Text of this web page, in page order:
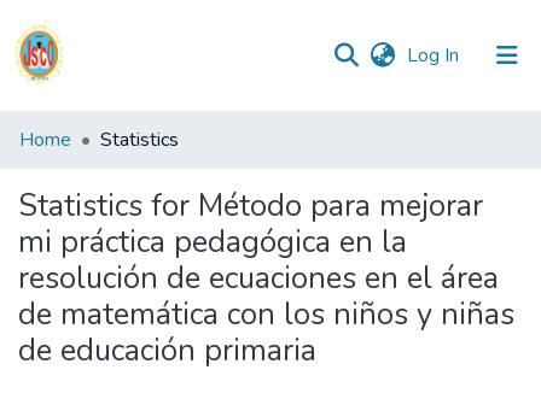
Log In (current)
Communities
Collections
All of DSpace
Reglamento
Home Statistics
Statistics for Método para mejorar
mi práctica pedagógica en la
resolución de ecuaciones en el área
de matemática con los niños y niñas
de educación primaria